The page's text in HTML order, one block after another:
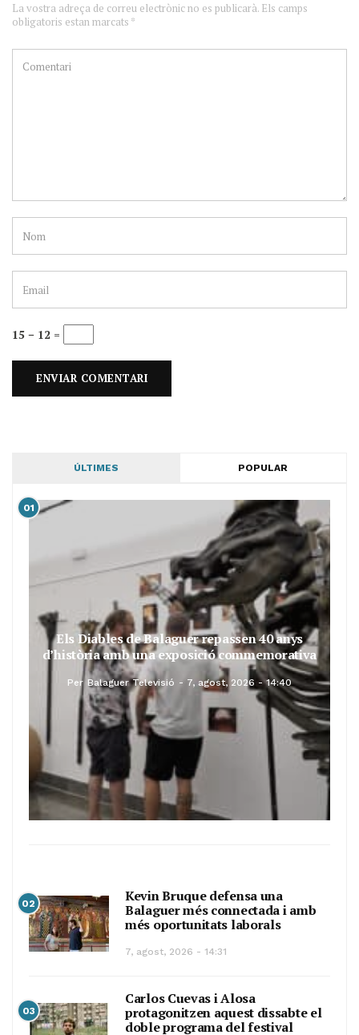
La vostra adreça de correu electrònic no es publicarà. Els camps
obligatoris estan marcats *
15 − 12 =
ÚLTIMES POPULAR
01
Els Diables de Balaguer repassen 40 anys
d’història amb una exposició commemorativa
Per Balaguer Televisió 7, agost, 2026 - 14:40
02
Kevin Bruque defensa una
Balaguer més connectada i amb
més oportunitats laborals
7, agost, 2026 - 14:31
03
Carlos Cuevas i Alosa
protagonitzen aquest dissabte el
doble programa del festival